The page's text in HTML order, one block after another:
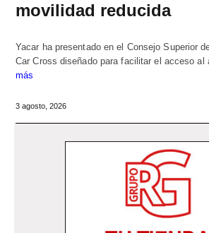
movilidad reducida
Yacar ha presentado en el Consejo Superior
Car Cross diseñado para facilitar el acceso
más
3 agosto, 2026